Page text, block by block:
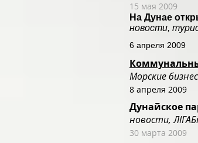
15 мая 2009
На Дунае
новости,
6 апреля 2009
Морские
8 апреля 2009
Дунайское
новости,
30 марта 2009